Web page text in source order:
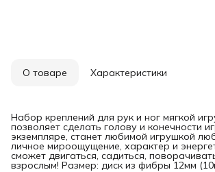
О товаре Характеристики
Набор креплений для рук и ног мягкой
позволяет сделать голову и конечности
экземпляре, станет любимой игрушкой
личное мироощущение, характер и
сможет двигаться, садиться,
взрослым! Размер: диск из фибры 12мм